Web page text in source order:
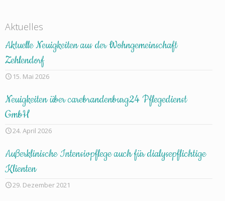
Aktuelles
Aktuelle Neuigkeiten aus der Wohngemeinschaft
Zehlendorf
15. Mai 2026
Neuigkeiten über carebrandenburg24 Pflegedienst
GmbH
24. April 2026
Außerklinische Intensivpflege auch für dialysepflichtige
Klienten
29. Dezember 2021